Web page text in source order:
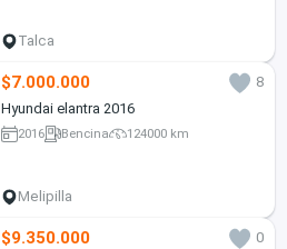
Talca
$7.000.000
8
Hyundai elantra 2016
2016 Bencina 124000 km
Melipilla
$9.350.000
0